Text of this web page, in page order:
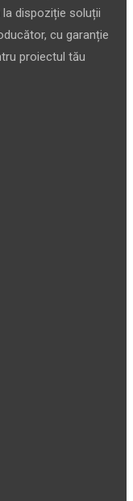
dispoziție soluții
cu garanție
proiectul tău